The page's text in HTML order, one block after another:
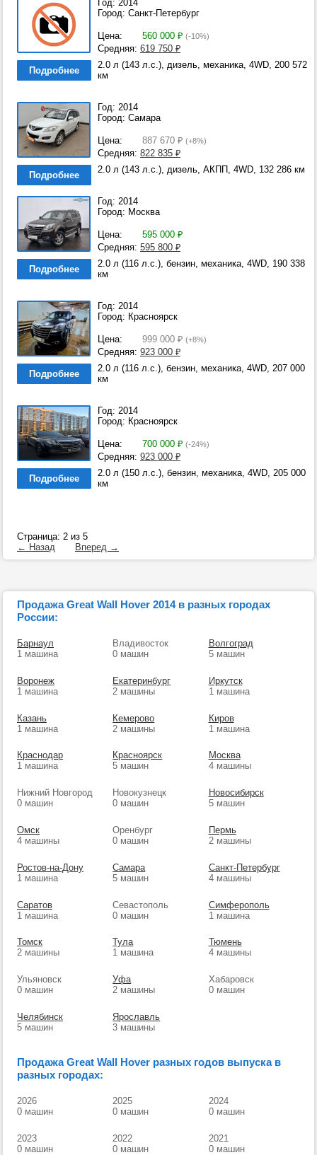
Год: 2014
Город: Санкт-Петербург
Цена: 560 000 ₽ (-10%)
Средняя: 619 750 ₽
Подробнее
2.0 л (143 л.с.), дизель, механика, 4WD, 200 572
км
Год: 2014
Город: Самара
Цена: 887 670 ₽ (+8%)
Средняя: 822 835 ₽
Подробнее
2.0 л (143 л.с.), дизель, АКПП, 4WD, 132 286 км
Год: 2014
Город: Москва
Цена: 595 000 ₽
Средняя: 595 800 ₽
Подробнее
2.0 л (116 л.с.), бензин, механика, 4WD, 190 338
км
Год: 2014
Город: Красноярск
Цена: 999 000 ₽ (+8%)
Средняя: 923 000 ₽
Подробнее
2.0 л (116 л.с.), бензин, механика, 4WD, 207 000
км
Год: 2014
Город: Красноярск
Цена: 700 000 ₽ (-24%)
Средняя: 923 000 ₽
Подробнее
2.0 л (150 л.с.), бензин, механика, 4WD, 205 000
км
Страница: 2 из 5
← Назад
Вперед →
Продажа Great Wall Hover 2014 в разных городах
России:
Барнаул
1 машина
Владивосток
0 машин
Волгоград
5 машин
Воронеж
1 машина
Екатеринбург
2 машины
Иркутск
1 машина
Казань
1 машина
Кемерово
2 машины
Киров
1 машина
Краснодар
1 машина
Красноярск
5 машин
Москва
4 машины
Нижний Новгород
0 машин
Новокузнецк
0 машин
Новосибирск
5 машин
Омск
4 машины
Оренбург
0 машин
Пермь
2 машины
Ростов-на-Дону
1 машина
Самара
5 машин
Санкт-Петербург
4 машины
Саратов
1 машина
Севастополь
0 машин
Симферополь
1 машина
Томск
2 машины
Тула
1 машина
Тюмень
4 машины
Ульяновск
0 машин
Уфа
2 машины
Хабаровск
0 машин
Челябинск
5 машин
Ярославль
3 машины
Продажа Great Wall Hover разных годов выпуска в
разных городах:
2026
0 машин
2025
0 машин
2024
0 машин
2023
0 машин
2022
0 машин
2021
0 машин